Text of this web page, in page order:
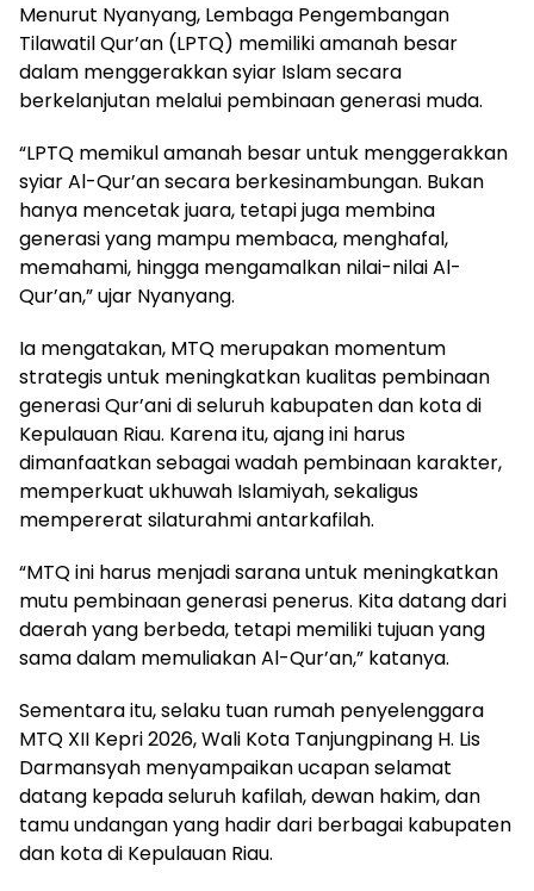
Menurut Nyanyang, Lembaga Pengembangan
Tilawatil Qur’an (LPTQ) memiliki amanah besar
dalam menggerakkan syiar Islam secara
berkelanjutan melalui pembinaan generasi muda.
“LPTQ memikul amanah besar untuk menggerakkan
syiar Al-Qur’an secara berkesinambungan. Bukan
hanya mencetak juara, tetapi juga membina
generasi yang mampu membaca, menghafal,
memahami, hingga mengamalkan nilai-nilai Al-
Qur’an,” ujar Nyanyang.
Ia mengatakan, MTQ merupakan momentum
strategis untuk meningkatkan kualitas pembinaan
generasi Qur’ani di seluruh kabupaten dan kota di
Kepulauan Riau. Karena itu, ajang ini harus
dimanfaatkan sebagai wadah pembinaan karakter,
memperkuat ukhuwah Islamiyah, sekaligus
mempererat silaturahmi antarkafilah.
“MTQ ini harus menjadi sarana untuk meningkatkan
mutu pembinaan generasi penerus. Kita datang dari
daerah yang berbeda, tetapi memiliki tujuan yang
sama dalam memuliakan Al-Qur’an,” katanya.
Sementara itu, selaku tuan rumah penyelenggara
MTQ XII Kepri 2026, Wali Kota Tanjungpinang H. Lis
Darmansyah menyampaikan ucapan selamat
datang kepada seluruh kafilah, dewan hakim, dan
tamu undangan yang hadir dari berbagai kabupaten
dan kota di Kepulauan Riau.